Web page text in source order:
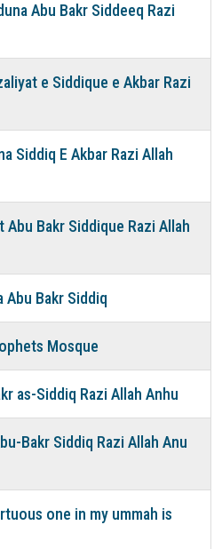
Abu Bakr Siddeeq Razi
e Siddique e Akbar Razi
Siddiq E Akbar Razi Allah
Bakr Siddique Razi Allah
Bakr Siddiq
Mosque
as-Siddiq Razi Allah Anhu
Bakr Siddiq Razi Allah Anu
one in my ummah is